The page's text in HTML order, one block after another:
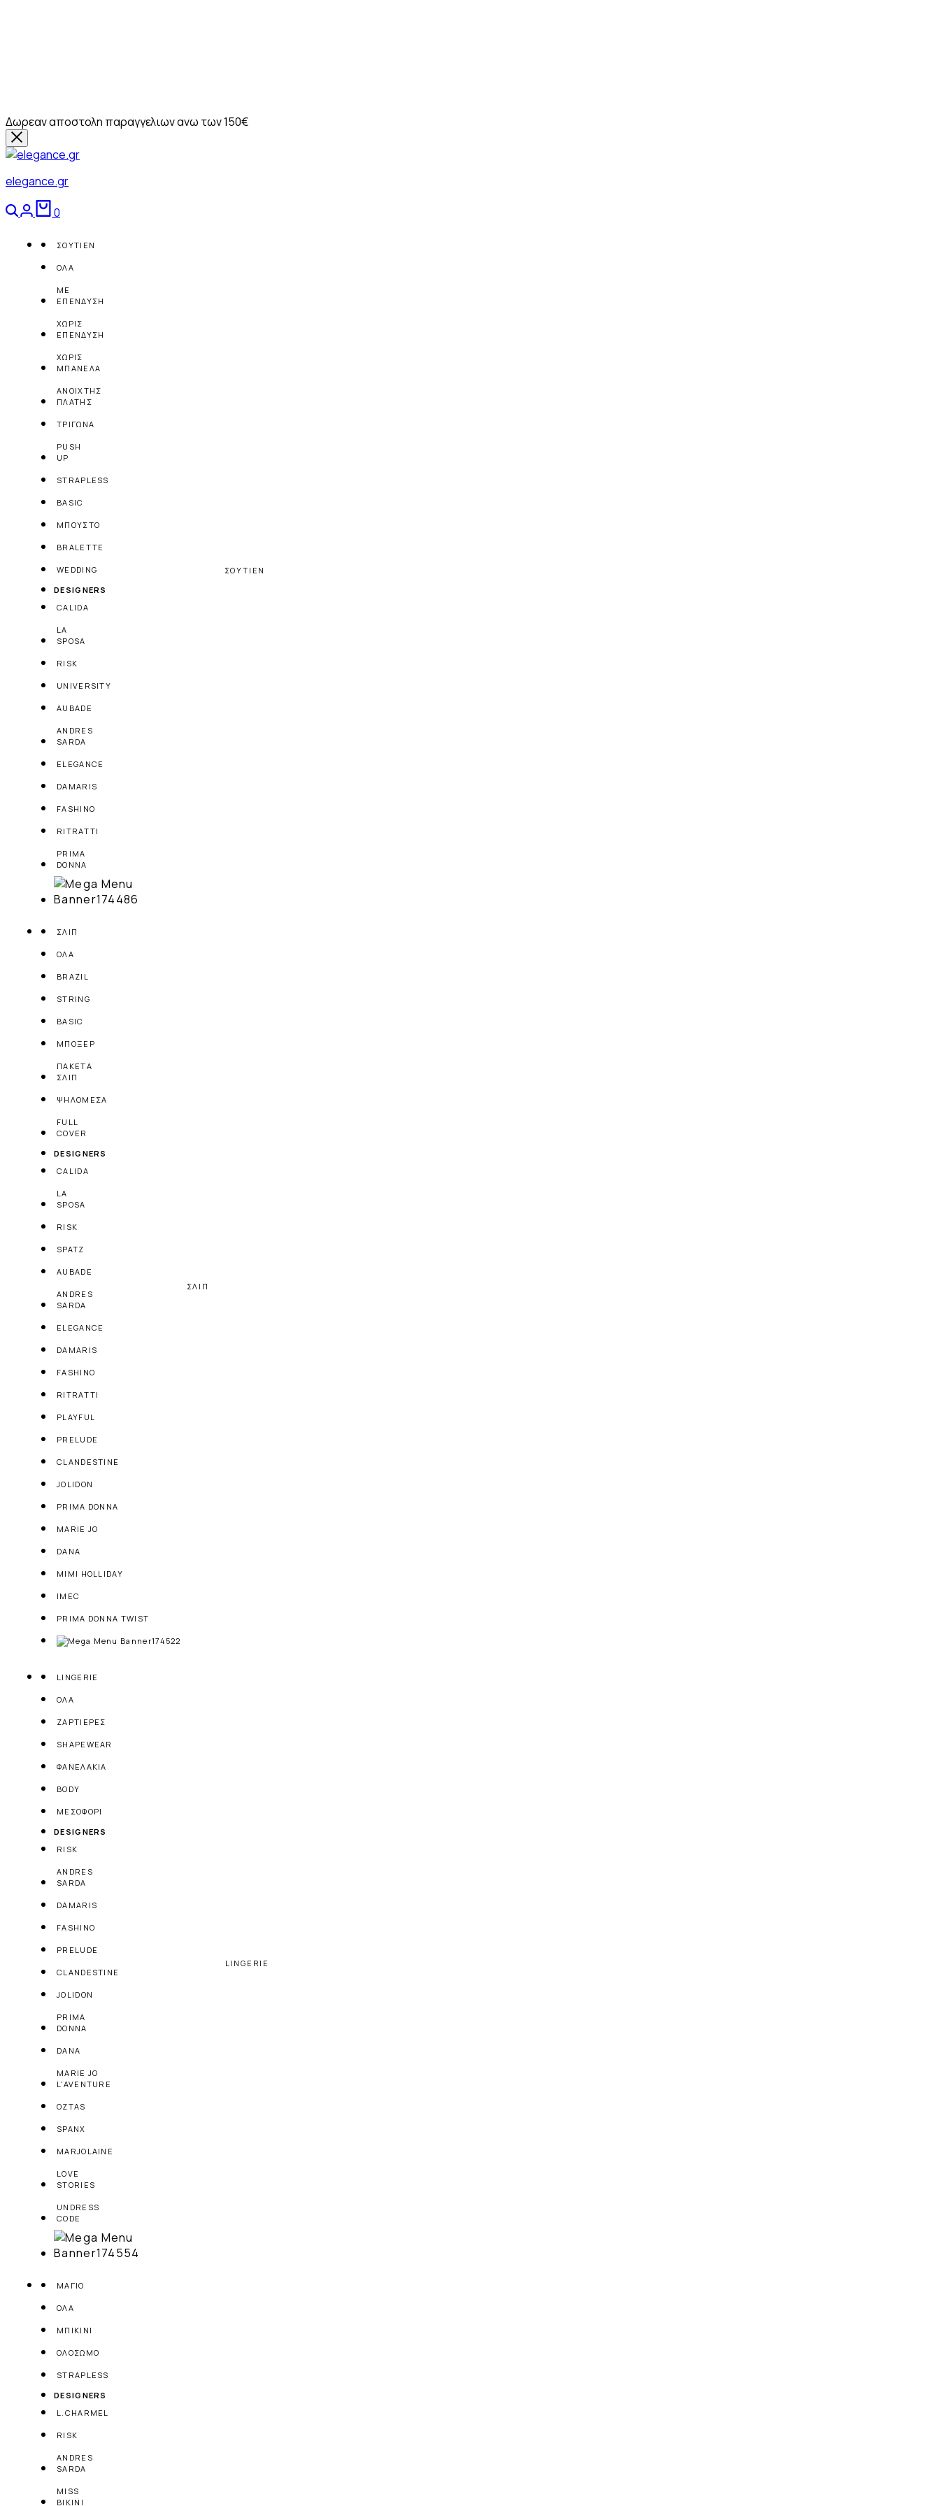
Δωρεαν αποστολη παραγγελιων ανω των 150€
elegance.gr
Αναζήτηση
Login
0
ΣΟΥΤΙΕΝ
ΟΛΑ
ΜΕ
ΕΠΕΝΔΥΣΗ
ΧΩΡΙΣ
ΕΠΕΝΔΥΣΗ
ΧΩΡΙΣ
ΜΠΑΝΕΛΑ
ΑΝΟΙΧΤΗΣ
ΠΛΑΤΗΣ
ΤΡΙΓΩΝΑ
PUSH
UP
STRAPLESS
BASIC
ΜΠΟΥΣΤΟ
BRALETTE
WEDDING
DESIGNERS
CALIDA
LA
SPOSA
RISK
UNIVERSITY
AUBADE
ANDRES
SARDA
ELEGANCE
DAMARIS
FASHINO
RITRATTI
PRIMA
DONNA
ΣΟΥΤΙΕΝ
ΣΛΙΠ
ΟΛΑ
BRAZIL
STRING
BASIC
ΜΠΟΞΕΡ
ΠΑΚΕΤΑ
ΣΛΙΠ
ΨΗΛΟΜΕΣΑ
FULL
COVER
DESIGNERS
CALIDA
LA
SPOSA
RISK
SPATZ
AUBADE
ANDRES
SARDA
ELEGANCE
DAMARIS
FASHINO
RITRATTI
PLAYFUL
PRELUDE
CLANDESTINE
JOLIDON
PRIMA DONNA
MARIE JO
DANA
MIMI HOLLIDAY
IMEC
PRIMA DONNA TWIST
ΣΛΙΠ
LINGERIE
ΟΛΑ
ΖΑΡΤΙΕΡΕΣ
SHAPEWEAR
ΦΑΝΕΛΑΚΙΑ
BODY
ΜΕΣΟΦΟΡΙ
DESIGNERS
RISK
ANDRES
SARDA
DAMARIS
FASHINO
PRELUDE
CLANDESTINE
JOLIDON
PRIMA
DONNA
DANA
MARIE JO
L'AVENTURE
OZTAS
SPANX
MARJOLAINE
LOVE
STORIES
UNDRESS
CODE
LINGERIE
ΜΑΓΙΟ
ΟΛΑ
ΜΠΙΚΙΝΙ
ΟΛΟΣΩΜΟ
STRAPLESS
DESIGNERS
L.CHARMEL
RISK
ANDRES
SARDA
MISS
BIKINI